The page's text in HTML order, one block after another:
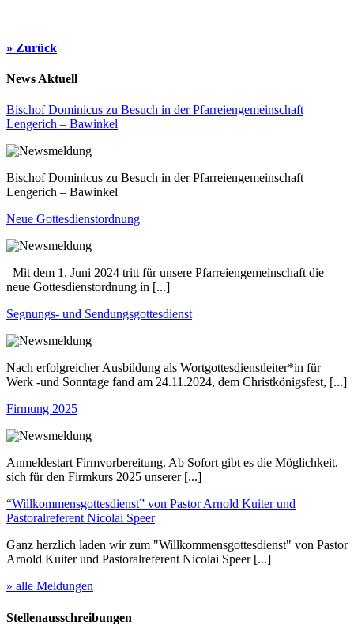
» Zurück
News Aktuell
Bischof Dominicus zu Besuch in der Pfarreiengemeinschaft
Lengerich – Bawinkel
Bischof Dominicus zu Besuch in der Pfarreiengemeinschaft
Lengerich – Bawinkel
Neue Gottesdienstordnung
Mit dem 1. Juni 2024 tritt für unsere Pfarreiengemeinschaft die
neue Gottesdienstordnung in [...]
Segnungs- und Sendungsgottesdienst
Nach erfolgreicher Ausbildung als Wortgottesdienstleiter*in für
Werk -und Sonntage fand am 24.11.2024, dem Christkönigsfest, [...]
Firmung 2025
Anmeldestart Firmvorbereitung. Ab Sofort gibt es die Möglichkeit,
sich für den Firmkurs 2025 unserer [...]
“Willkommensgottesdienst” von Pastor Arnold Kuiter und
Pastoralreferent Nicolai Speer
Ganz herzlich laden wir zum "Willkommensgottesdienst" von Pastor
Arnold Kuiter und Pastoralreferent Nicolai Speer [...]
» alle Meldungen
Stellenausschreibungen